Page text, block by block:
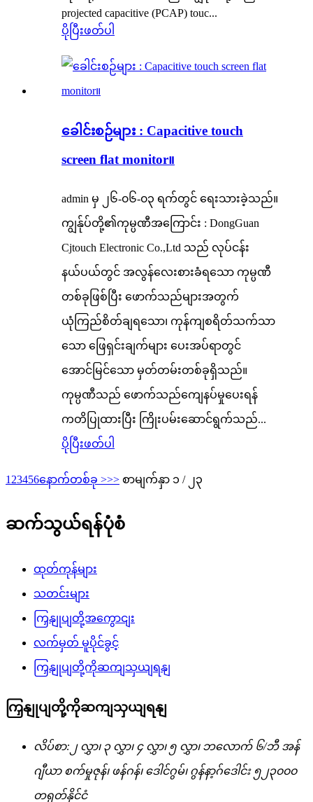
projected capacitive (PCAP) touc...
ပိုပြီးဖတ်ပါ
ခေါင်းစဉ်များ : Capacitive touch
screen flat monitor။
admin မှ ၂၆-၀၆-၀၃ ရက်တွင် ရေးသားခဲ့သည်။
ကျွန်ုပ်တို့၏ကုမ္ပဏီအကြောင်း : DongGuan
Cjtouch Electronic Co.,Ltd သည် လုပ်ငန်း
နယ်ပယ်တွင် အလွန်လေးစားခံရသော ကုမ္ပဏီ
တစ်ခုဖြစ်ပြီး ဖောက်သည်များအတွက်
ယုံကြည်စိတ်ချရသော၊ ကုန်ကျစရိတ်သက်သာ
သော ဖြေရှင်းချက်များ ပေးအပ်ရာတွင်
အောင်မြင်သော မှတ်တမ်းတစ်ခုရှိသည်။
ကုမ္ပဏီသည် ဖောက်သည်ကျေနပ်မှုပေးရန်
ကတိပြုထားပြီး ကြိုးပမ်းဆောင်ရွက်သည်...
ပိုပြီးဖတ်ပါ
1 23456နောက်တစ်ခု >>> စာမျက်နှာ ၁ / ၂၃
ဆက်သွယ်ရန်ပုံစံ
ထုတ်ကုန်များ
သတင်းများ
ကြှနျုပျတို့အကွောငျး
လက်မှတ် မူပိုင်ခွင့်
ကြှနျုပျတို့ကိုဆကျသှယျရနျ
ကြှနျုပျတို့ကိုဆကျသှယျရနျ
လိပ်စာ: ၂ လွှာ၊ ၃ လွှာ၊ ၄ လွှာ၊ ၅ လွှာ၊ ဘလောက် ၆/ဘီ အန်
ဂျီယာ စက်မှုဇုန်၊ ဖန်ဂန်၊ ဒေါင်ဂွမ်၊ ဂွန်နာ့ဂ်ဒေါင်း ၅၂၃၀၀၀
တရုတ်နိုင်ငံ